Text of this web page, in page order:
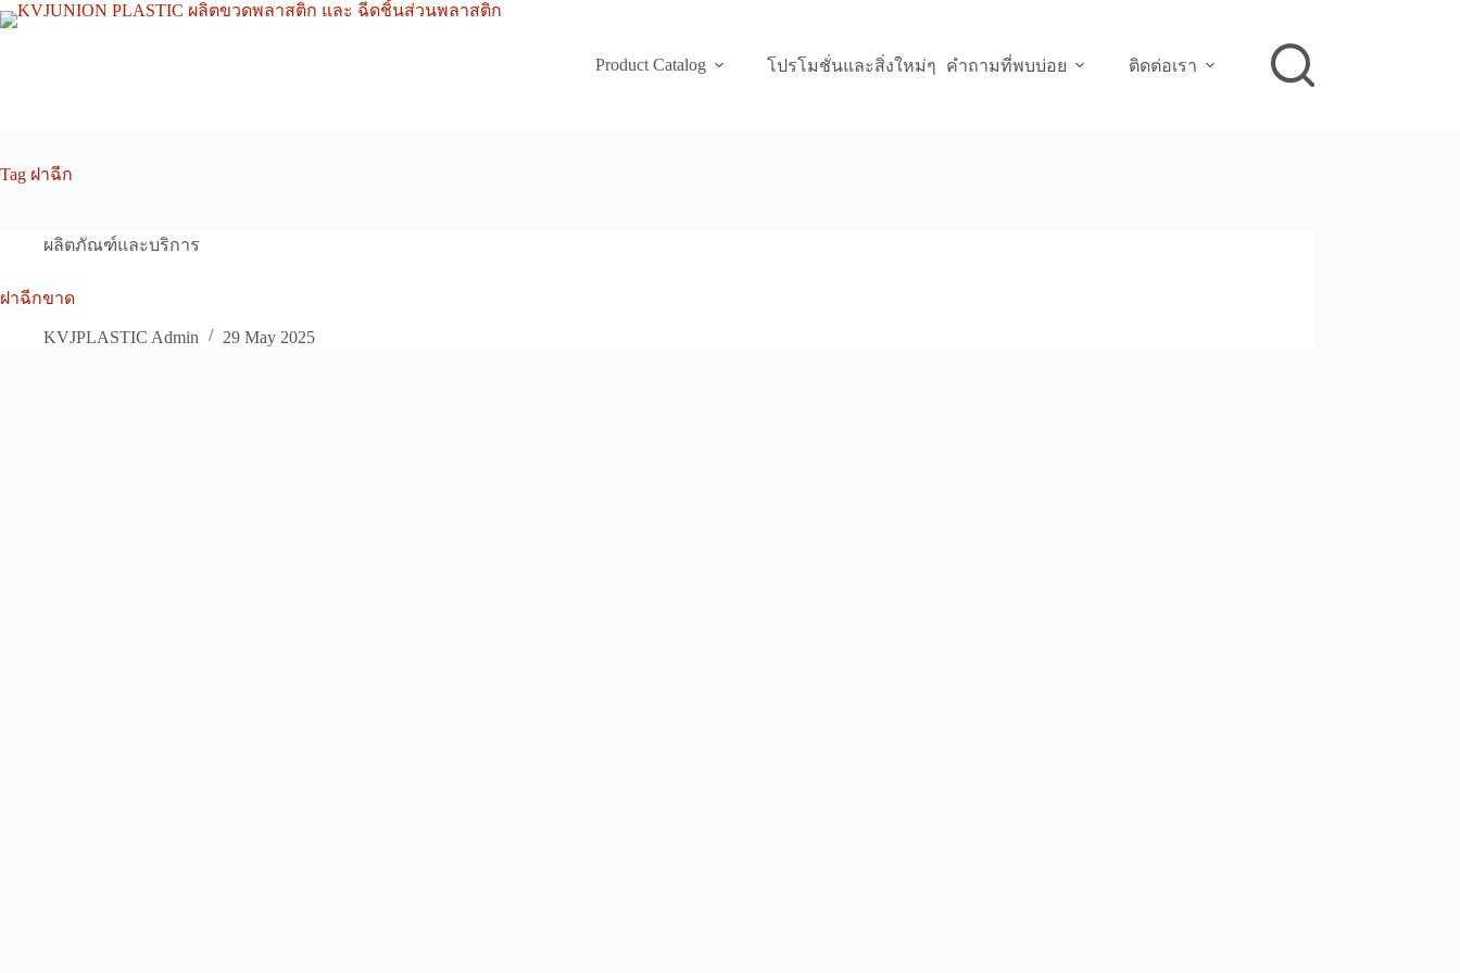
Skip
to
Product Catalog
โปรโมชั่นและสิ่งใหม่ๆ คำถามที่พบบ่อย ติดต่อเรา
Tag ฝาฉีก
ผลิตภัณฑ์และบริการ
ฝาฉีกขาด
KVJPLASTIC Admin 29 May 2025